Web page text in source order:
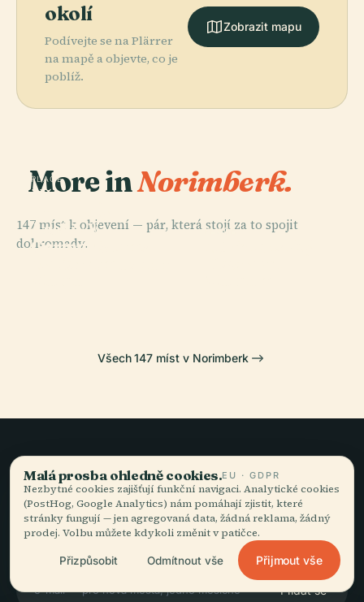
okolí
Podívejte se na Plärrer
na mapě a objevte, co je
poblíž.
Zobrazit mapu
More inNorimberk.
147 míst k objevení — pár, která stojí za to spojit
dohromady.
PLACE
Germanisches
PLACE
PLACE
Německý
Archiv V
Germánském
PLACE
Všech 147 míst v Norimberk
Pomalé cestování,
dobře vyprávěné.
Přidat se
Malá prosba ohledně cookies.EU · GDPR
Nezbytné cookies zajišťují funkční navigaci. Analytické cookies
(PostHog, Google Analytics) nám pomáhají zjistit, které
stránky fungují — jen agregovaná data, žádná reklama, žádný
prodej. Volbu můžete kdykoli změnit v patičce.
Přizpůsobit Odmítnout vše Přijmout vše